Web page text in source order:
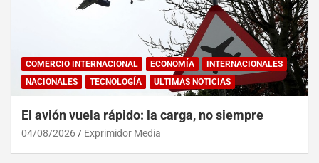
COMERCIO INTERNACIONAL ECONOMÍA
INTERNACIONALES
NACIONALES
TECNOLOGÍA ULTIMAS NOTICIAS
El avión vuela rápido: la carga, no siempre
04/08/2026 Exprimidor Media